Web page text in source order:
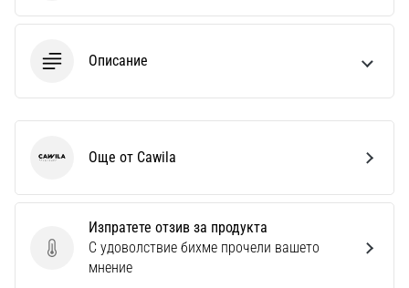
Описание
Изпратете отзив за продукта
Изпратете отзив за продукта
С удоволствие бихме прочели вашето
мнение
Cawila Още от Cawila